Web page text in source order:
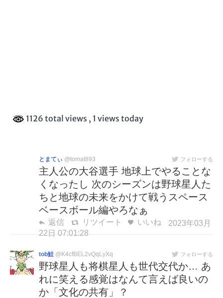
1126 total views , 1 views today
とまてぃ @tomat893 フォローする
主人公の大谷選手 地球上でやることな
くなったし 次のシーズンは野球星人た
ちと地球の未来をかけて戦うスペース
ベースボール編やろなぁ
返信 リツイート いいね
2023年03月
22日 07:01:28
tob鮭 @K4cfBEL2vQqLyXq フォローする
野球星人も将棋星人も世代交代か… あ
れに笑える感覚はなんて言えば良いの
か「文化の共有」？